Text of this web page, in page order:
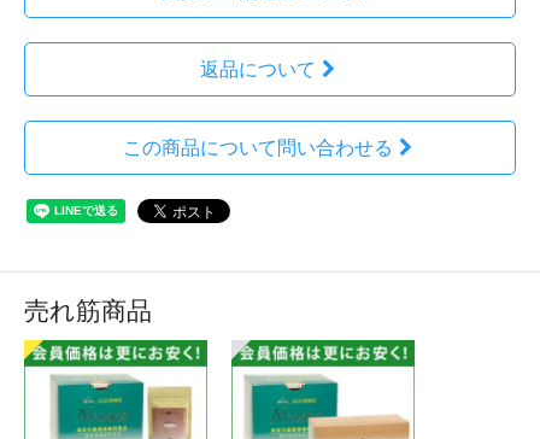
返品について
この商品について問い合わせる
売れ筋商品